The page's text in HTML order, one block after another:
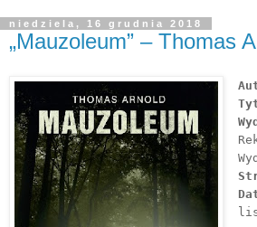
niedziela, 16 grudnia 2018
„Mauzoleum” – Thomas